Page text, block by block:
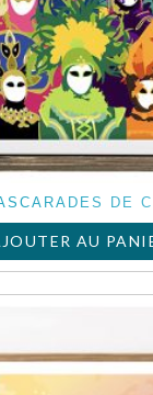
DE
AU